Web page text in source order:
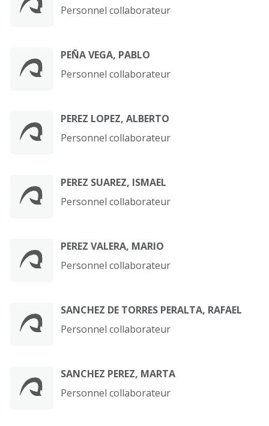
Personnel collaborateur
PEÑA VEGA, PABLO
Personnel collaborateur
PEREZ LOPEZ, ALBERTO
Personnel collaborateur
PEREZ SUAREZ, ISMAEL
Personnel collaborateur
PEREZ VALERA, MARIO
Personnel collaborateur
SANCHEZ DE TORRES PERALTA, RAFAEL
Personnel collaborateur
SANCHEZ PEREZ, MARTA
Personnel collaborateur